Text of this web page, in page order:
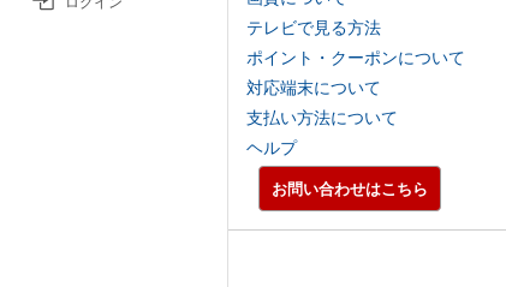
テレビで見る方法
ポイント・クーポンについて
対応端末について
支払い方法について
ヘルプ
お問い合わせはこちら